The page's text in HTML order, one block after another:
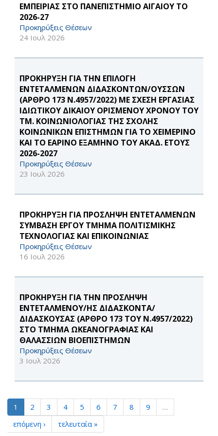
ΕΜΠΕΙΡΙΑΣ ΣΤΟ ΠΑΝΕΠΙΣΤΗΜΙΟ ΑΙΓΑΙΟΥ ΤΟ
2026-27
Προκηρύξεις Θέσεων
24 Ιουλ 2026
ΠΡΟΚΗΡΥΞΗ ΓΙΑ ΤΗΝ ΕΠΙΛΟΓΗ
ΕΝΤΕΤΑΛΜΕΝΩΝ ΔΙΔΑΣΚΟΝΤΩΝ/ΟΥΣΣΩΝ
(ΑΡΘΡΟ 173 Ν.4957/2022) ΜΕ ΣΧΕΣΗ ΕΡΓΑΣΙΑΣ
ΙΔΙΩΤΙΚΟΥ ΔΙΚΑΙΟΥ ΟΡΙΣΜΕΝΟΥ ΧΡΟΝΟΥ ΤΟΥ
ΤΜ. ΚΟΙΝΩΝΙΟΛΟΓΙΑΣ ΤΗΣ ΣΧΟΛΗΣ
ΚΟΙΝΩΝΙΚΩΝ ΕΠΙΣΤΗΜΩΝ ΓΙΑ ΤΟ ΧΕΙΜΕΡΙΝΟ
ΚΑΙ ΤΟ ΕΑΡΙΝΟ ΕΞΑΜΗΝΟ ΤΟΥ ΑΚΑΔ. ΕΤΟΥΣ
2026-2027
Προκηρύξεις Θέσεων
23 Ιουλ 2026
ΠΡΟΚΗΡΥΞΗ ΓΙΑ ΠΡΟΣΛΗΨΗ ΕΝΤΕΤΑΛΜΕΝΩΝ
ΣΥΜΒΑΣΗ ΕΡΓΟΥ ΤΜΗΜΑ ΠΟΛΙΤΙΣΜΙΚΗΣ
ΤΕΧΝΟΛΟΓΙΑΣ ΚΑΙ ΕΠΙΚΟΙΝΩΝΙΑΣ
Προκηρύξεις Θέσεων
16 Ιουλ 2026
ΠΡΟΚΗΡΥΞΗ ΓΙΑ ΤΗΝ ΠΡΟΣΛΗΨΗ
ΕΝΤΕΤΑΛΜΕΝΟΥ/ΗΣ ΔΙΔΑΣΚΟΝΤΑ/
ΔΙΔΑΣΚΟΥΣΑΣ (ΑΡΘΡΟ 173 ΤΟΥ Ν.4957/2022)
ΣΤΟ ΤΜΗΜΑ ΩΚΕΑΝΟΓΡΑΦΙΑΣ ΚΑΙ
ΘΑΛΑΣΣΙΩΝ ΒΙΟΕΠΙΣΤΗΜΩΝ
Προκηρύξεις Θέσεων
3 Ιουλ 2026
1 2 3 4 5 6 7 8 9
…
επόμενη ›
τελευταία »